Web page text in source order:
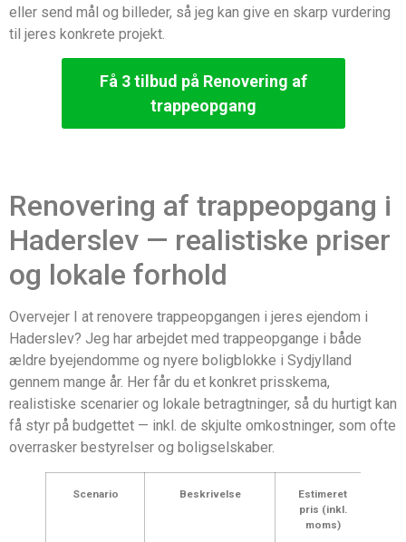
eller send mål og billeder, så jeg kan give en skarp vurdering
til jeres konkrete projekt.
Få 3 tilbud på Renovering af
trappeopgang
Renovering af trappeopgang i
Haderslev — realistiske priser
og lokale forhold
Overvejer I at renovere trappeopgangen i jeres ejendom i
Haderslev? Jeg har arbejdet med trappeopgange i både
ældre byejendomme og nyere boligblokke i Sydjylland
gennem mange år. Her får du et konkret prisskema,
realistiske scenarier og lokale betragtninger, så du hurtigt kan
få styr på budgettet — inkl. de skjulte omkostninger, som ofte
overrasker bestyrelser og boligselskaber.
Scenario Beskrivelse
Estimeret
pris (inkl.
moms)